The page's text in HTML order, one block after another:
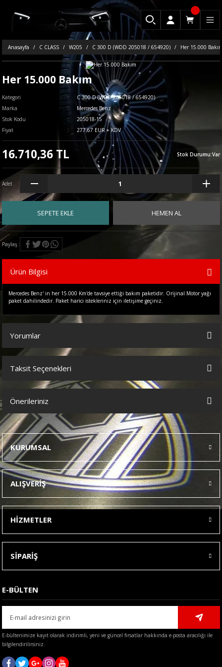
Anasayfa C CLASS W205 C 300 D (WDD 205018 / 654920) Her 15.000
Her 15.000 Bakım
Kategori
C 300 D (WDD 205018 / 654920)
Marka
Mercedes Benz
Stok Kodu
205018-15
Fiyat
277,67 EUR + KDV
16.710,36 TL Stok Durumu:Var
Adet
SEPETE EKLE HEMEN AL
Paylaş
Ürün Bilgisi
Mercedes Benz' in her 15.000 Km'de tavsiye ettiği bakım paketidir. Orijinal Motor yağı
paket dahilindedir. Paket harici istekleriniz için iletişime geçiniz.
Yorumlar
Bu ürüne ilk yorumu siz yapın!
Taksit Seçenekleri
Önerileriniz
Bu ürünün fiyat bilgisi, resim, ürün açıklamalarında ve diğer
konularda yetersiz gördüğünüz noktaları öneri formunu kullanarak
tarafımıza iletebilirsiniz.
Görüş ve önerileriniz için teşekkür ederiz.
Ürün resmi kalitesiz, bozuk veya görüntülenemiyor.
Ürün açıklamasında eksik bilgiler bulunuyor.
Ürün bilgilerinde hatalar bulunuyor.
Ürün fiyatı diğer sitelerden daha pahalı.
Bu ürüne benzer farklı alternatifler olmalı.
Gönder
KURUMSAL
ALIŞVERİŞ
HİZMETLER
SİPARİŞ
E-BÜLTEN
E-bültenimize kayıt olarak indirimli, yeni ve güncel fırsatlar hakkında e-posta aracılığı ile
bilgilendirilirsiniz.